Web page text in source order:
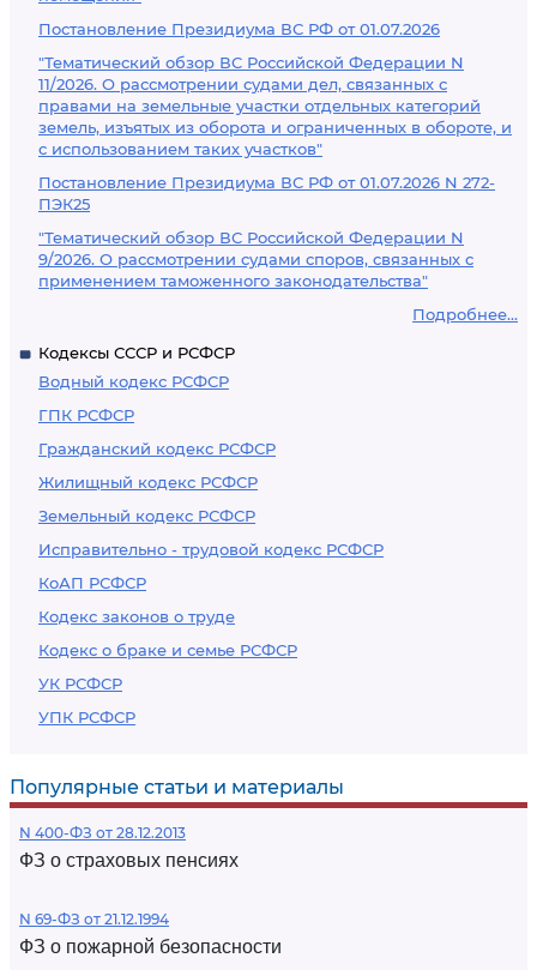
Постановление Президиума ВС РФ от 01.07.2026
"Тематический обзор ВС Российской Федерации N
11/2026. О рассмотрении судами дел, связанных с
правами на земельные участки отдельных категорий
земель, изъятых из оборота и ограниченных в обороте, и
с использованием таких участков"
Постановление Президиума ВС РФ от 01.07.2026 N 272-
ПЭК25
"Тематический обзор ВС Российской Федерации N
9/2026. О рассмотрении судами споров, связанных с
применением таможенного законодательства"
Подробнее...
Кодексы СССР и РСФСР
Водный кодекс РСФСР
ГПК РСФСР
Гражданский кодекс РСФСР
Жилищный кодекс РСФСР
Земельный кодекс РСФСР
Исправительно - трудовой кодекс РСФСР
КоАП РСФСР
Кодекс законов о труде
Кодекс о браке и семье РСФСР
УК РСФСР
УПК РСФСР
Популярные статьи и материалы
N 400-ФЗ от 28.12.2013
ФЗ о страховых пенсиях
N 69-ФЗ от 21.12.1994
ФЗ о пожарной безопасности